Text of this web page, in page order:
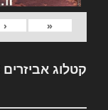
«
‹
קטלוג אביזרים Jeep 1985